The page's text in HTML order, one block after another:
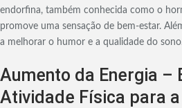
endorfina, também conhecida como o
promove uma sensação de bem-estar.
a melhorar o humor e a qualidade do
Aumento da Energia –
Atividade Física para a